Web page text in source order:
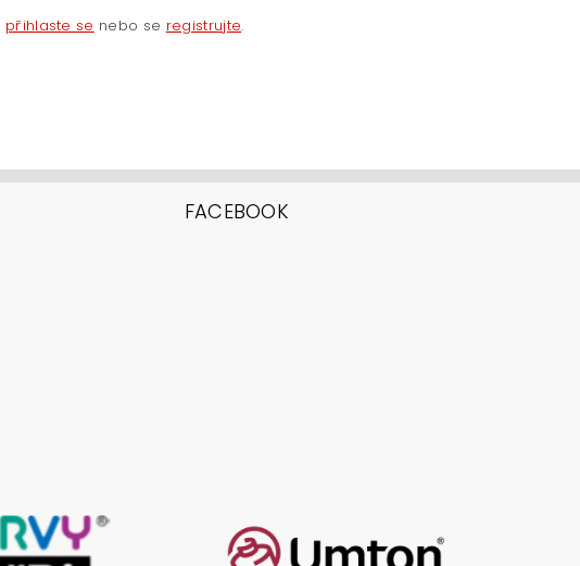
přihlaste se nebo se registrujte.
FACEBOOK